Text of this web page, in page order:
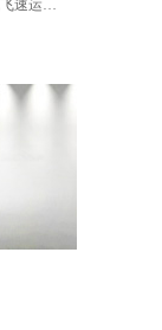
在高速印刷机飞速运转的生产线上，油墨的精确调配决定了每一份成品的色彩饱和度、附着牢度与最终品质。油墨稀释剂，这个看似不起眼的辅料，实则是印刷品质的“幕后调节师”。当众多印刷、包装企业在为寻找性能稳定、匹配度高的稀释剂厂家而反复测试、耗费成本时，一家来自广东的专业生产商——名亿新材料，正以其深厚......